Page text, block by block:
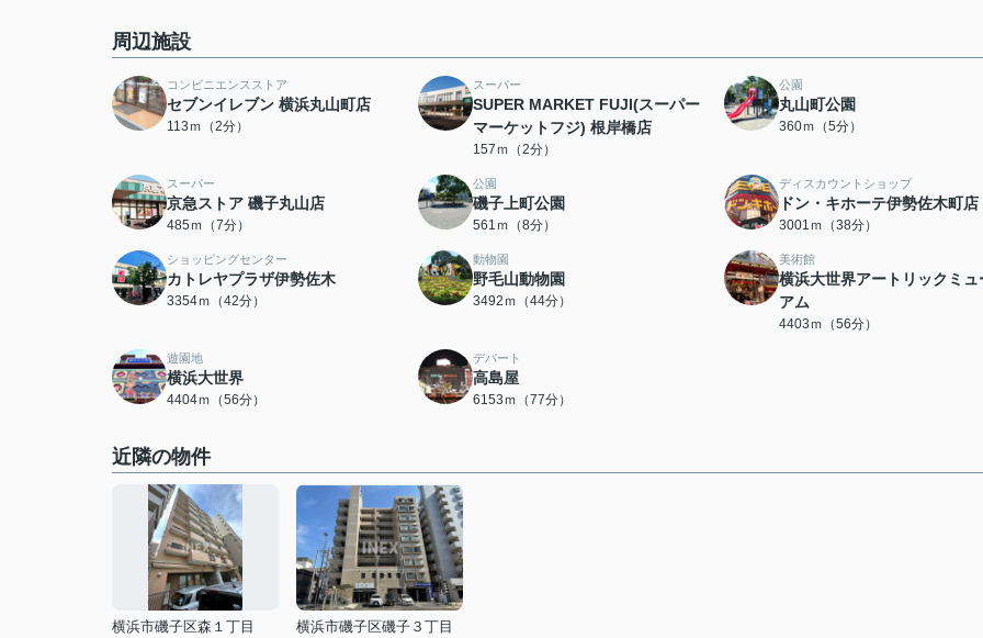
周辺施設
コンビニエンスストア
セブンイレブン 横浜丸山町店
113ｍ（2分）
スーパー
SUPER MARKET FUJI(スーパー
マーケットフジ) 根岸橋店
157ｍ（2分）
公園
丸山町公園
360ｍ（5分）
スーパー
京急ストア 磯子丸山店
485ｍ（7分）
公園
磯子上町公園
561ｍ（8分）
ディスカウントショップ
ドン・キホーテ伊勢佐木町店
3001ｍ（38分）
ショッピングセンター
カトレヤプラザ伊勢佐木
3354ｍ（42分）
動物園
野毛山動物園
3492ｍ（44分）
美術館
横浜大世界アートリックミュ
アム
4403ｍ（56分）
遊園地
横浜大世界
4404ｍ（56分）
デパート
高島屋
6153ｍ（77分）
近隣の物件
横浜市磯子区森１丁目
横浜市磯子区磯子３丁目